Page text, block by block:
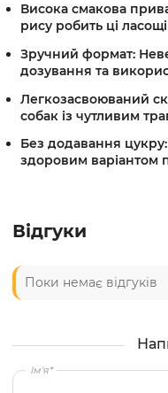
Висока смакова
рису робить ці
Зручний формат:
дозування та
Легкозасвоюваний
собак із чутливим
Без додавання цукру:
здоровим варіантом
Відгуки
Поки немає відгуків
Ім'я*